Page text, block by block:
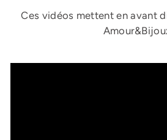
Ces vidéos mettent en avant